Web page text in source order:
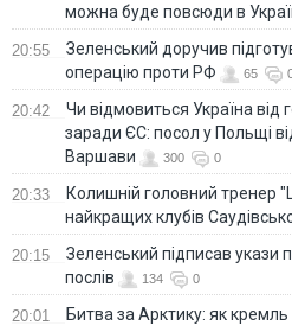
можна буде повсюди в
20:55
Зеленський доручив
операцію проти РФ
65
20:42
Чи відмовиться Україна від
заради ЄС: посол у Польщі
Варшави
300 0
20:33
Колишній головний тренер
найкращих клубів
20:15
Зеленський підписав укази
послів
134 0
20:01
Битва за Арктику: як кремль